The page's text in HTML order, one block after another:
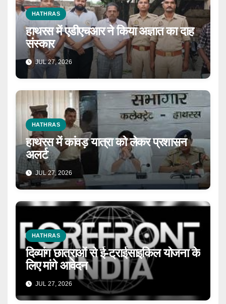
HATHRAS
हाथरस में एडीएचआर ने किया अज्ञात का दाह
संस्कार
JUL 27, 2026
HATHRAS
हाथरस में कांवड़ यात्रा को लेकर प्रशासन
अलर्ट
JUL 27, 2026
HATHRAS
दिव्यांग छात्राओं से ई-ट्राईसाइकिल योजना के
लिए मांगे आवेदन
JUL 27, 2026